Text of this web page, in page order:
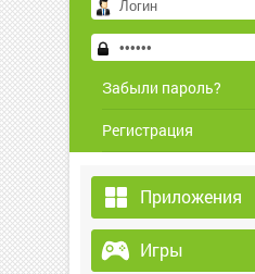
Забыли пароль?
Регистрация
Приложения
Игры